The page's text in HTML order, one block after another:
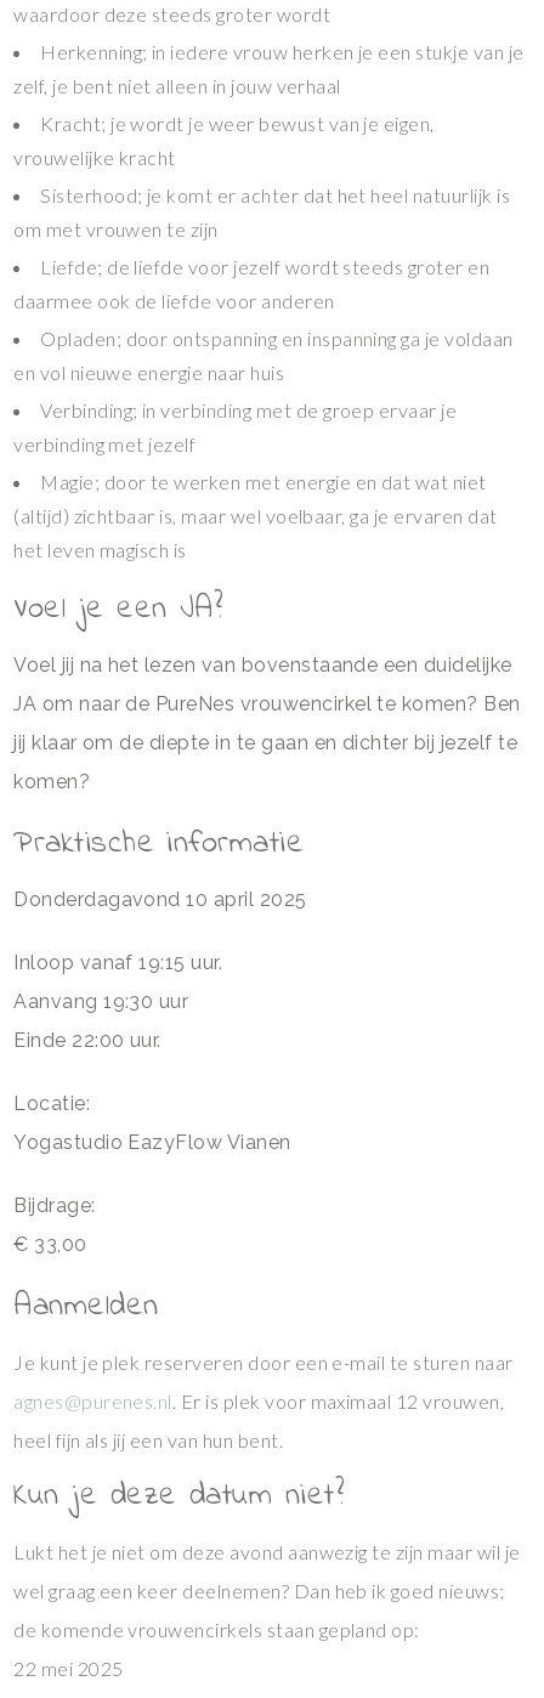
waardoor deze steeds groter wordt
Herkenning; in iedere vrouw herken je een stukje van je
zelf, je bent niet alleen in jouw verhaal
Kracht; je wordt je weer bewust van je eigen,
vrouwelijke kracht
Sisterhood; je komt er achter dat het heel natuurlijk is
om met vrouwen te zijn
Liefde; de liefde voor jezelf wordt steeds groter en
daarmee ook de liefde voor anderen
Opladen; door ontspanning en inspanning ga je voldaan
en vol nieuwe energie naar huis
Verbinding; in verbinding met de groep ervaar je
verbinding met jezelf
Magie; door te werken met energie en dat wat niet
(altijd) zichtbaar is, maar wel voelbaar, ga je ervaren dat
het leven magisch is
Voel je een JA?
Voel jij na het lezen van bovenstaande een duidelijke
JA om naar de PureNes vrouwencirkel te komen? Ben
jij klaar om de diepte in te gaan en dichter bij jezelf te
komen?
Praktische informatie
Donderdagavond 10 april 2025
Inloop vanaf 19:15 uur.
Aanvang 19:30 uur
Einde 22:00 uur.
Locatie:
Yogastudio EazyFlow Vianen
Bijdrage:
€ 33,00
Aanmelden
Je kunt je plek reserveren door een e-mail te sturen naar
agnes@purenes.nl. Er is plek voor maximaal 12 vrouwen,
heel fijn als jij een van hun bent.
Kun je deze datum niet?
Lukt het je niet om deze avond aanwezig te zijn maar wil je
wel graag een keer deelnemen? Dan heb ik goed nieuws;
de komende vrouwencirkels staan gepland op:
22 mei 2025